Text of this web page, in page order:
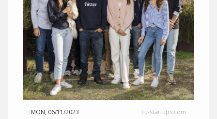
MON, 06/11/2023 Eu-startups.com